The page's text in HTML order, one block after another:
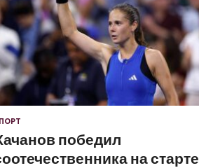
победил
на старте